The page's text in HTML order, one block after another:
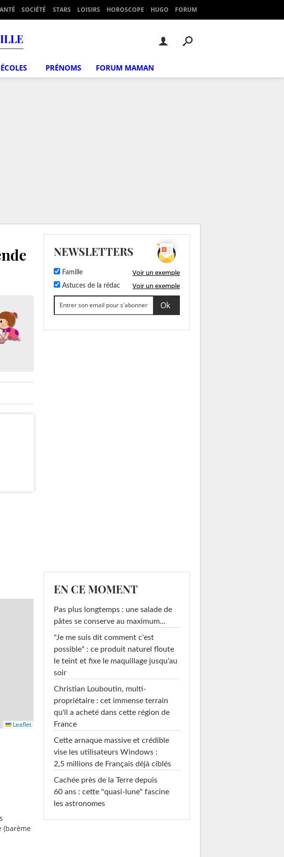
SOCIÉTÉ STARS LOISIRS HOROSCOPE HUGO FORUM
ÉCOLES PRÉNOMS FORUM MAMAN
Leaflet
(barème
NEWSLETTERS
Famille Voir un exemple
Astuces de la rédac Voir un exemple
EN CE MOMENT
Pas plus longtemps : une salade de
pâtes se conserve au maximum...
"Je me suis dit comment c'est
possible" : ce produit naturel floute
le teint et fixe le maquillage jusqu'au
soir
Christian Louboutin, multi-
propriétaire : cet immense terrain
qu'il a acheté dans cette région de
France
Cette arnaque massive et crédible
vise les utilisateurs Windows :
2,5 millions de Français déjà ciblés
Cachée près de la Terre depuis
60 ans : cette "quasi-lune" fascine
les astronomes